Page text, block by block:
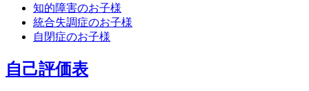
知的障害のお子様
統合失調症のお子様
自閉症のお子様
自己評価表